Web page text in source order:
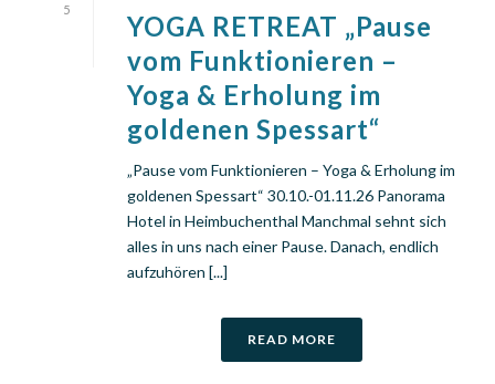
5
YOGA RETREAT „Pause
vom Funktionieren –
Yoga & Erholung im
goldenen Spessart“
„Pause vom Funktionieren – Yoga & Erholung im
goldenen Spessart“ 30.10.-01.11.26 Panorama
Hotel in Heimbuchenthal Manchmal sehnt sich
alles in uns nach einer Pause. Danach, endlich
aufzuhören [...]
READ MORE